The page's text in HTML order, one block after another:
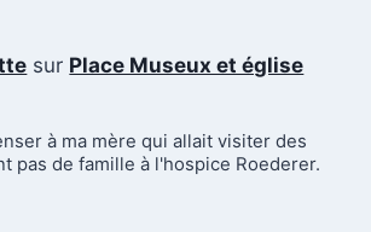
sur Place Museux et église
à ma mère qui allait visiter des
pas de famille à l'hospice Roederer.